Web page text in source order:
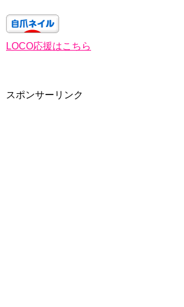
LOCO応援はこちら
スポンサーリンク